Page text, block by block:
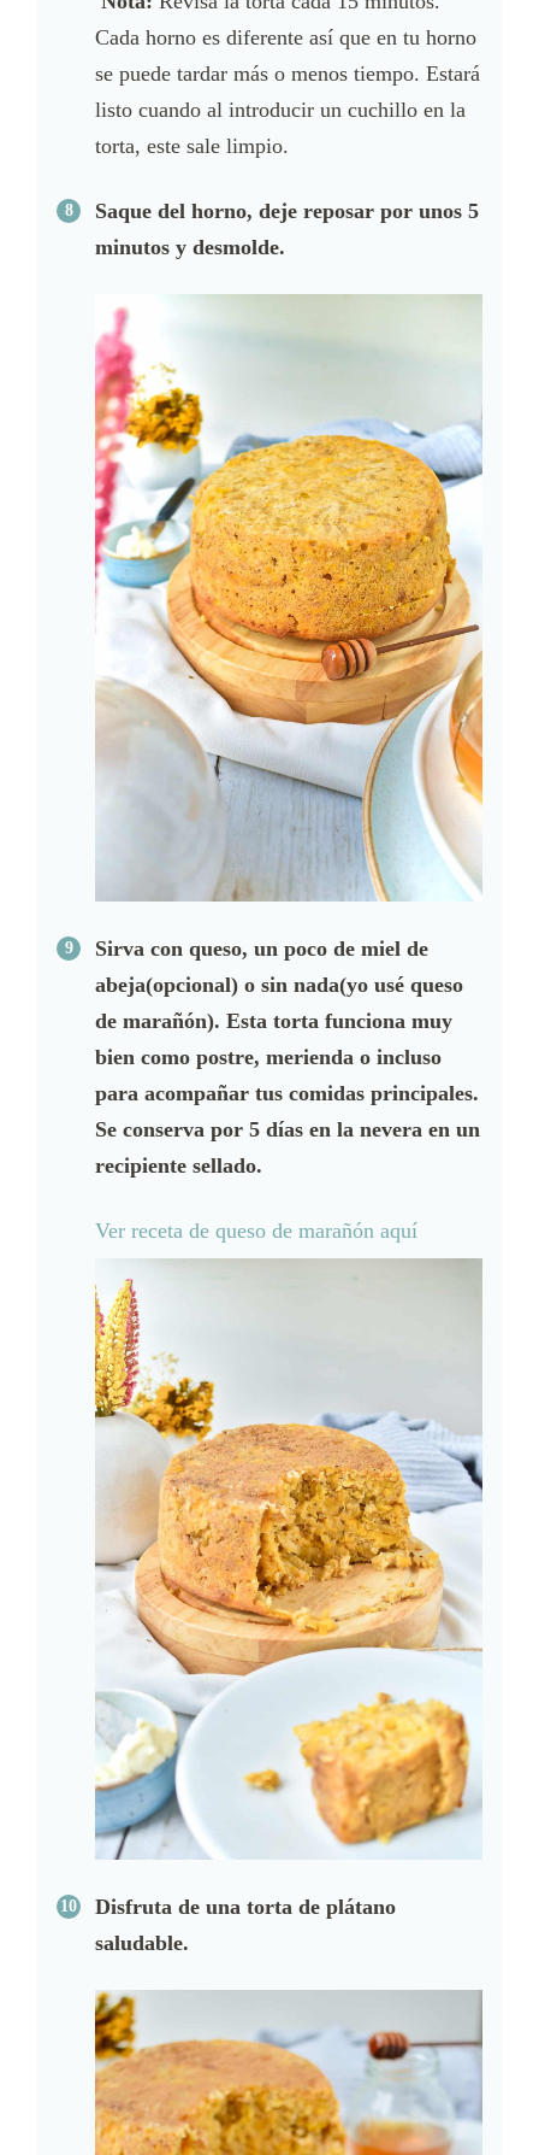
Cada horno es diferente así que en tu horno
se puede tardar más o menos tiempo. Estará
listo cuando al introducir un cuchillo en la
torta, este sale limpio.
Saque del horno, deje reposar por unos 5
minutos y desmolde.
Sirva con queso, un poco de miel de
abeja(opcional) o sin nada(yo usé queso
de marañón). Esta torta funciona muy
bien como postre, merienda o incluso
para acompañar tus comidas principales.
Se conserva por 5 días en la nevera en un
recipiente sellado.
Ver receta de queso de marañón aquí
Disfruta de una torta de plátano
saludable.